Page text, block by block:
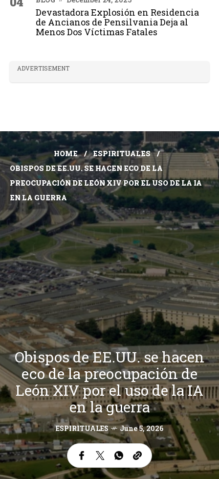
Devastadora Explosión en Residencia
de Ancianos de Pensilvania Deja al
Menos Dos Víctimas Fatales
ADVERTISEMENT
HOME
ESPIRITUALES
OBISPOS DE EE.UU. SE HACEN ECO DE LA
PREOCUPACIÓN DE LEÓN XIV POR EL USO DE LA IA
EN LA GUERRA
Obispos de EE.UU. se hacen
eco de la preocupación de
León XIV por el uso de la IA
en la guerra
ESPIRITUALES June 5, 2026